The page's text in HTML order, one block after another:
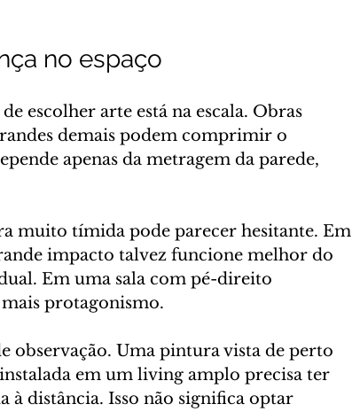
no espaço
escolher arte está na escala. Obras
demais podem comprimir o
apenas da metragem da parede,
muito tímida pode parecer hesitante. Em
impacto talvez funcione melhor do
Em uma sala com pé-direito
protagonismo.
observação. Uma pintura vista de perto
em um living amplo precisa ter
à distância. Isso não significa optar